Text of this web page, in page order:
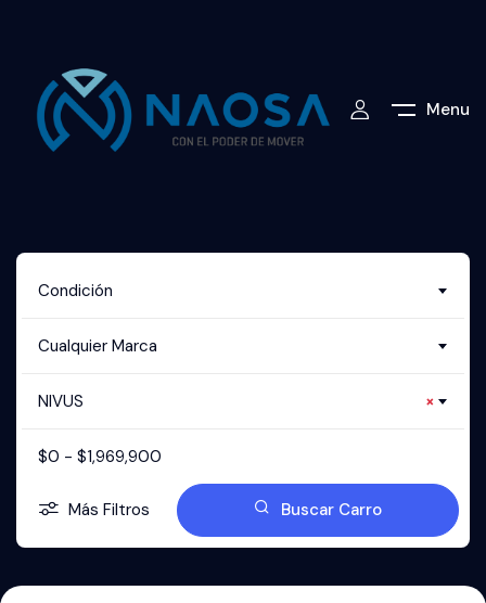
Menu
Condición
Cualquier Marca
×
NIVUS
$0 - $1,969,900
Más Filtros Buscar Carro